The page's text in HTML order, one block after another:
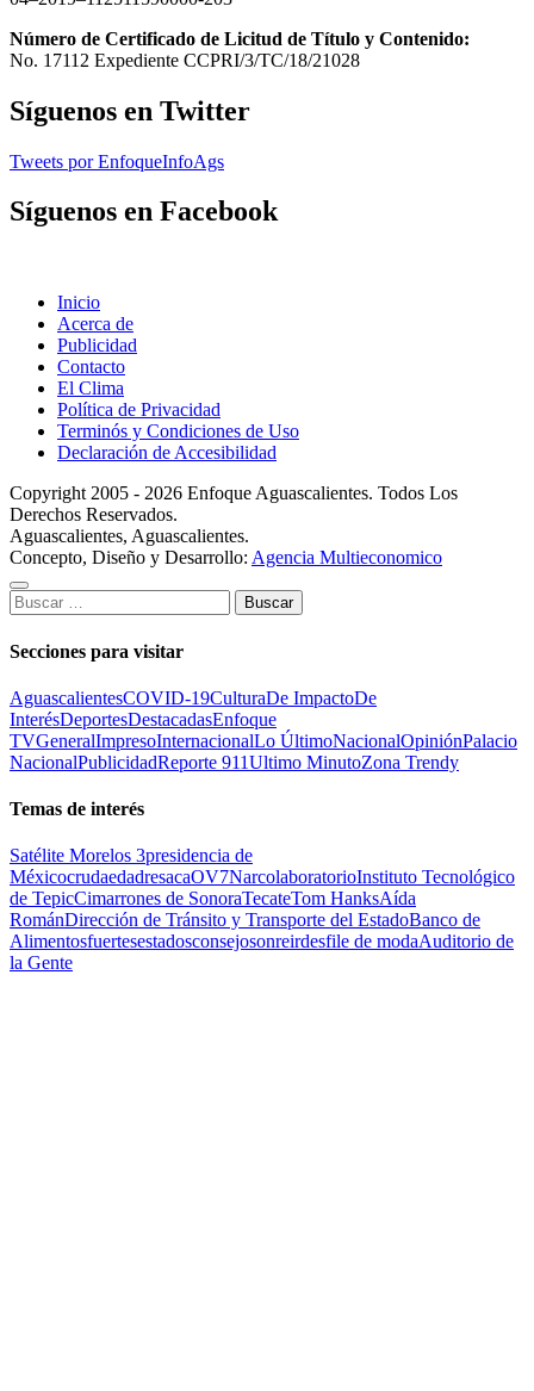
Número de Certificado de Licitud de Título y Contenido:
No. 17112 Expediente CCPRI/3/TC/18/21028
Síguenos en Twitter
Tweets por EnfoqueInfoAgs
Síguenos en Facebook
Inicio
Acerca de
Publicidad
Contacto
El Clima
Política de Privacidad
Terminós y Condiciones de Uso
Declaración de Accesibilidad
Copyright 2005 - 2026 Enfoque Aguascalientes. Todos Los
Derechos Reservados.
Aguascalientes, Aguascalientes.
Concepto, Diseño y Desarrollo: Agencia Multieconomico
Buscar:
Secciones para visitar
AguascalientesCOVID-19CulturaDe ImpactoDe
InterésDeportesDestacadasEnfoque
TVGeneralImpresoInternacionalLo ÚltimoNacionalOpiniónPalacio
NacionalPublicidadReporte 911Ultimo MinutoZona Trendy
Temas de interés
Satélite Morelos 3presidencia de
MéxicocrudaedadresacaOV7NarcolaboratorioInstituto Tecnológico
de TepicCimarrones de SonoraTecateTom HanksAída
RománDirección de Tránsito y Transporte del EstadoBanco de
Alimentosfuertesestadosconsejosonreirdesfile de modaAuditorio de
la Gente